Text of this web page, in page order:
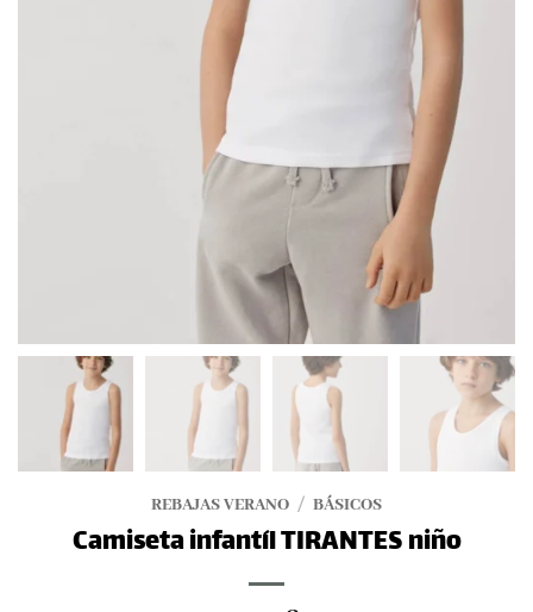
REBAJAS VERANO / BÁSICOS
Camiseta infantíl TIRANTES niño